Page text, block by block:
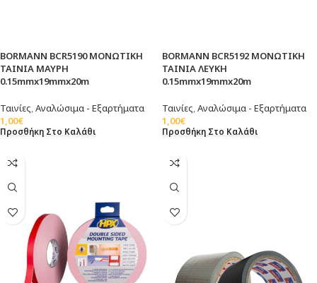
BORMANN BCR5190 ΜΟΝΩΤΙΚΗ
ΤΑΙΝΙΑ ΜΑΥΡΗ
0.15mmx19mmx20m
Ταινίες Αναλώσιμα - Εξαρτήματα
1,00€
Προσθήκη Στο Καλάθι
BORMANN BCR5192 ΜΟΝΩΤΙΚΗ
ΤΑΙΝΙΑ ΛΕΥΚΗ
0.15mmx19mmx20m
Ταινίες Αναλώσιμα - Εξαρτήματα
1,00€
Προσθήκη Στο Καλάθι